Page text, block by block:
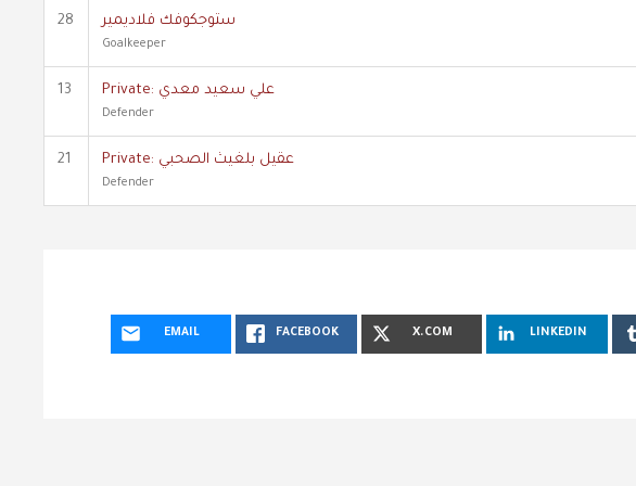
28 ستوجكوفك فلاديمير
Goalkeeper
13 Private: علي سعيد معدي
Defender
21 Private: عقيل بلغيث الصحبي
Defender
EMAIL FACEBOOK X.COM LINKEDIN